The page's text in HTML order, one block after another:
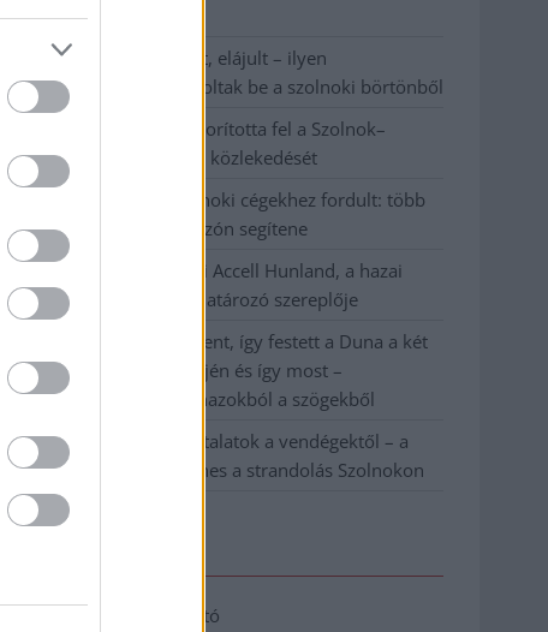
bevetettek a tüzeknél
A zárkában rosszul lett, elájult – ilyen
körülményekről számoltak be a szolnoki börtönből
Váratlan fennakadás borította fel a Szolnok–
Kecskemét vasútvonal közlekedését
A polgármester a szolnoki cégekhez fordult: több
száz elbocsátott dolgozón segítene
Csődbe ment a tószegi Accell Hunland, a hazai
kerékpárgyártás meghatározó szereplője
Egyszer fent, egyszer lent, így festett a Duna a két
évvel ezelőtti árvíz idején és így most –
fotógyűjtemény ugyanazokból a szögekből
Ilyenek eddig a tapasztalatok a vendégektől – a
hőhullám miatt ingyenes a strandolás Szolnokon
Adatkezelési tájékoztató